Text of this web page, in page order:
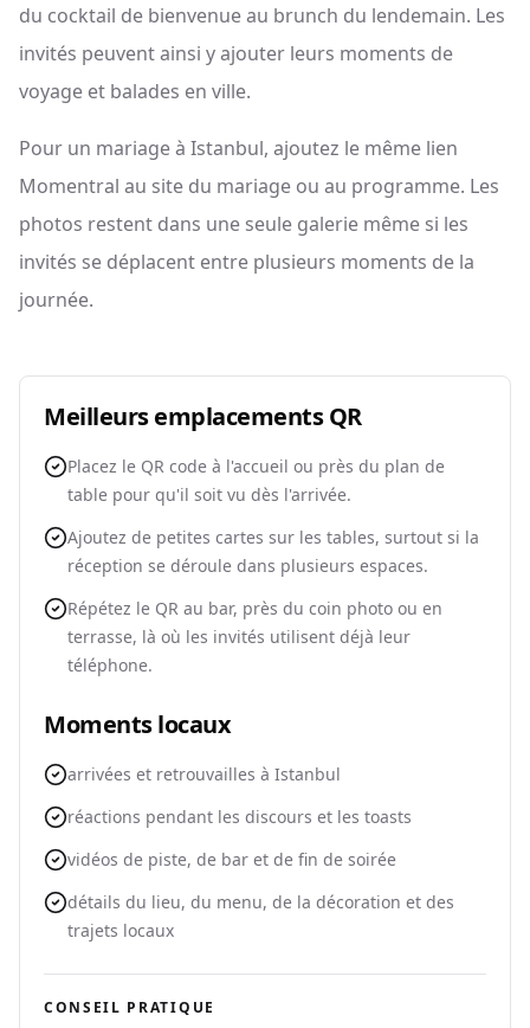
du cocktail de bienvenue au brunch du lendemain. Les
invités peuvent ainsi y ajouter leurs moments de
voyage et balades en ville.
Pour un mariage à Istanbul, ajoutez le même lien
Momentral au site du mariage ou au programme. Les
photos restent dans une seule galerie même si les
invités se déplacent entre plusieurs moments de la
journée.
Meilleurs emplacements QR
Placez le QR code à l'accueil ou près du plan de
table pour qu'il soit vu dès l'arrivée.
Ajoutez de petites cartes sur les tables, surtout si la
réception se déroule dans plusieurs espaces.
Répétez le QR au bar, près du coin photo ou en
terrasse, là où les invités utilisent déjà leur
téléphone.
Moments locaux
arrivées et retrouvailles à Istanbul
réactions pendant les discours et les toasts
vidéos de piste, de bar et de fin de soirée
détails du lieu, du menu, de la décoration et des
trajets locaux
CONSEIL PRATIQUE